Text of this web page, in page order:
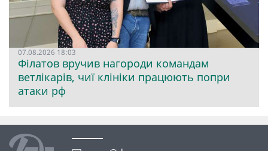
07.08.2026 18:03
Філатов вручив нагороди командам
ветлікарів, чиї клініки працюють попри
атаки рф